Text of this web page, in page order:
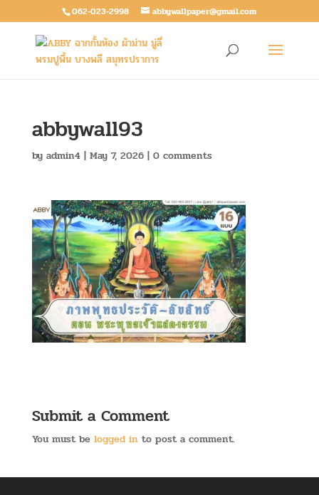
062-023-2998 abbywallpaper@gmail.com
abbywall93
by admin4| May 7, 2026| 0 comments
Submit a Comment
You must be logged into post a comment.